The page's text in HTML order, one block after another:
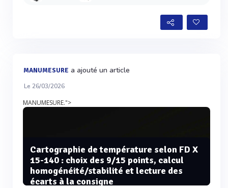
MANUMESURE a ajouté un article
Le 26/03/2026
MANUMESURE.">
Cartographie de température selon FD X
15-140 : choix des 9/15 points, calcul
homogénéité/stabilité et lecture des
écarts à la consigne